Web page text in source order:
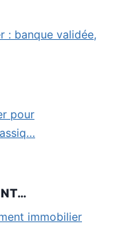
: banque validée,
pour
immobilier